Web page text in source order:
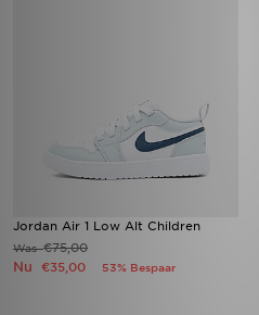
Jordan Air 1 Low Alt Children
Was€75,00
Nu €35,00 53% Bespaar